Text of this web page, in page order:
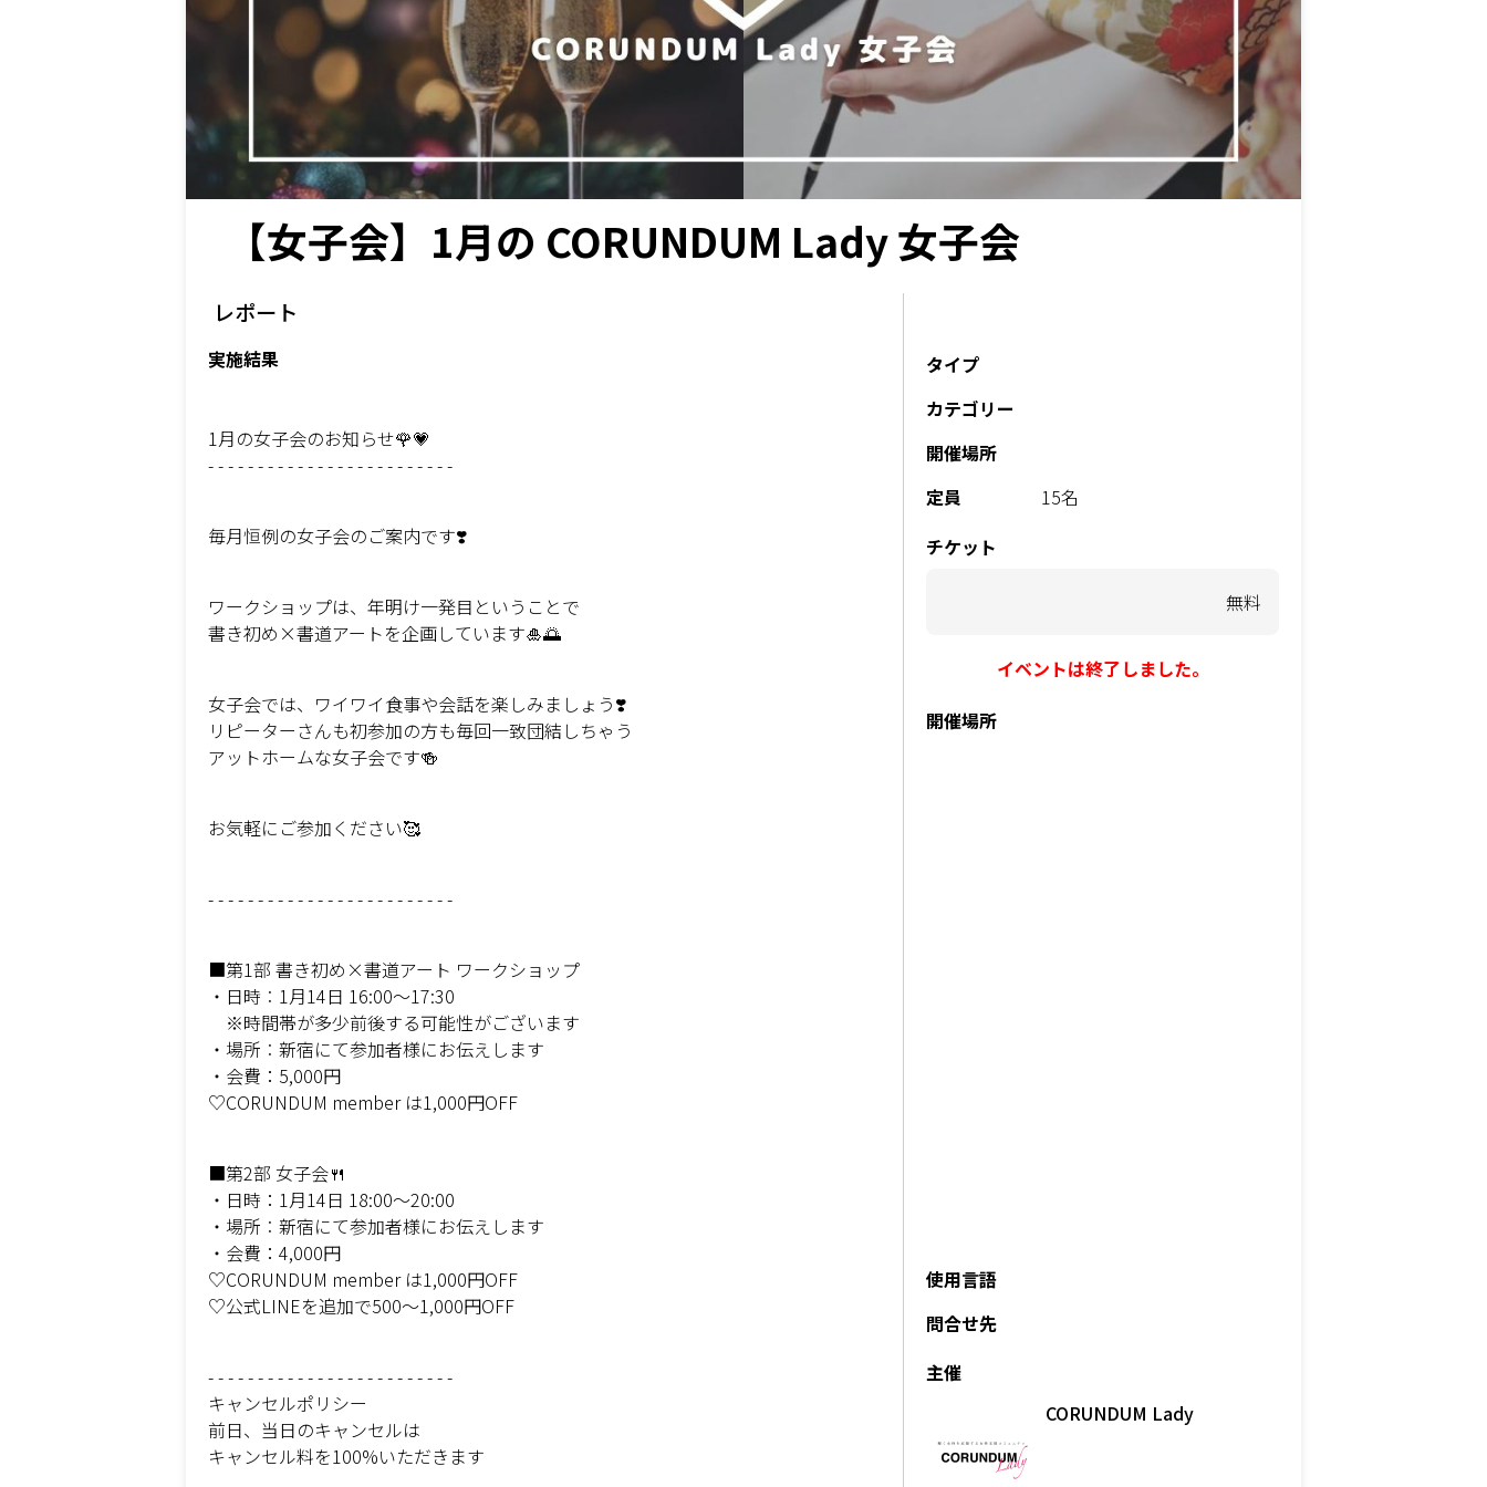
【女子会】1月の CORUNDUM Lady 女子会
レポート
実施結果
1月の女子会のお知らせ🌹💗
- - - - - - - - - - - - - - - - - - - - - - - - -
毎月恒例の女子会のご案内です❣️
ワークショップは、年明け一発目ということで
書き初め×書道アートを企画しています🎍🌅
女子会では、ワイワイ食事や会話を楽しみましょう❣️
リピーターさんも初参加の方も毎回一致団結しちゃう
アットホームな女子会です🍻
お気軽にご参加ください🥰
- - - - - - - - - - - - - - - - - - - - - - - - -
■第1部 書き初め×書道アート ワークショップ
・日時︰1月14日 16:00～17:30
※時間帯が多少前後する可能性がございます
・場所︰新宿にて参加者様にお伝えします
・会費：5,000円
♡CORUNDUM member は1,000円OFF
■第2部 女子会🍴
・日時：1月14日 18:00～20:00
・場所︰新宿にて参加者様にお伝えします
・会費：4,000円
♡CORUNDUM member は1,000円OFF
♡公式LINEを追加で500～1,000円OFF
- - - - - - - - - - - - - - - - - - - - - - - - -
キャンセルポリシー
前日、当日のキャンセルは
キャンセル料を100%いただきます
タイプ
カテゴリー
開催場所
定員
15名
チケット
無料
イベントは終了しました。
開催場所
使用言語
問合せ先
主催
CORUNDUM Lady